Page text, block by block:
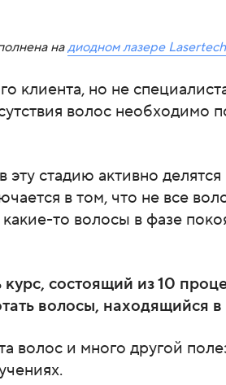
надиодном лазере
клиента, но не
волос необходимо
стадию активно
в том, что не все
то волосы в фазе
состоящий из 10
волосы, находящийся
волос и много другой